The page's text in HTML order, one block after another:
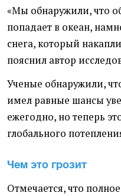
«Мы обнаружили, что
попадает в океан,
снега, который
пояснил автор
Ученые обнаружили,
имел равные шансы
ежегодно, но теперь
глобального
Чем это грозит
Отмечается, что